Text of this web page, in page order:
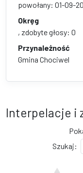
powołany: 01-09-
Okręg
, zdobyte głosy: 0
Przynależność
Gmina Chociwel
Interpelacje i
Szukaj: